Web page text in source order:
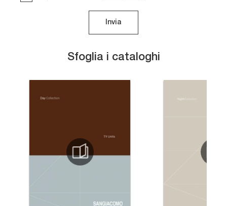
Sfoglia i cataloghi
Invia